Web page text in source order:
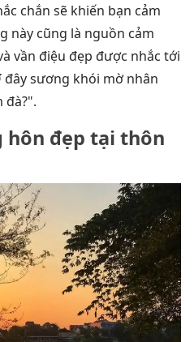
chắn sẽ khiến bạn cảm
này cũng là nguồn cảm
vần điệu đẹp được nhắc tới
sương khói mờ nhân
đà?".
hôn đẹp tại thôn